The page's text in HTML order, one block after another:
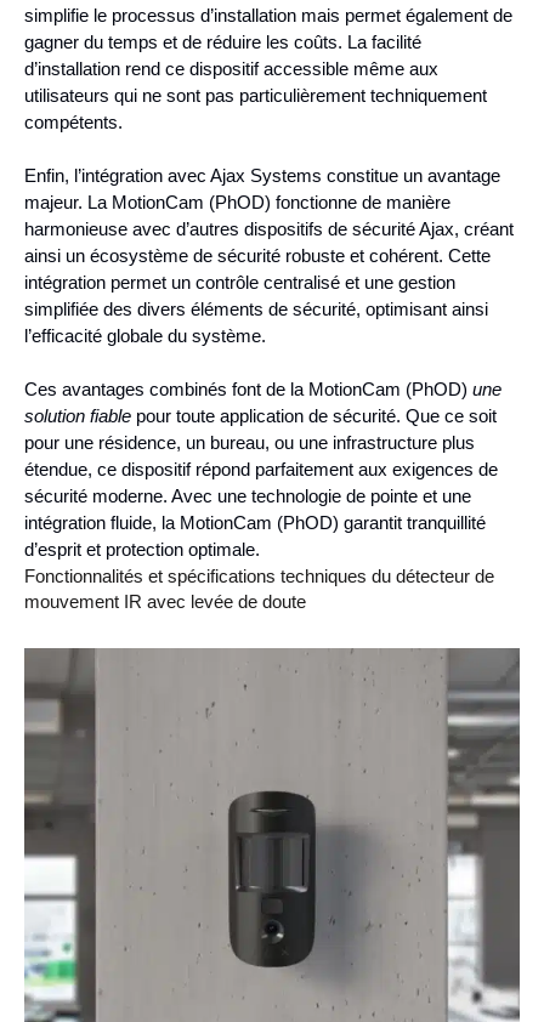
simplifie le processus d’installation mais permet également de
gagner du temps et de réduire les coûts. La facilité
d’installation rend ce dispositif accessible même aux
utilisateurs qui ne sont pas particulièrement techniquement
compétents.
Enfin, l’intégration avec Ajax Systems constitue un avantage
majeur. La MotionCam (PhOD) fonctionne de manière
harmonieuse avec d’autres dispositifs de sécurité Ajax, créant
ainsi un écosystème de sécurité robuste et cohérent. Cette
intégration permet un contrôle centralisé et une gestion
simplifiée des divers éléments de sécurité, optimisant ainsi
l’efficacité globale du système.
Ces avantages combinés font de la MotionCam (PhOD) une
solution fiable pour toute application de sécurité. Que ce soit
pour une résidence, un bureau, ou une infrastructure plus
étendue, ce dispositif répond parfaitement aux exigences de
sécurité moderne. Avec une technologie de pointe et une
intégration fluide, la MotionCam (PhOD) garantit tranquillité
d’esprit et protection optimale.
Fonctionnalités et spécifications techniques du détecteur de
mouvement IR avec levée de doute